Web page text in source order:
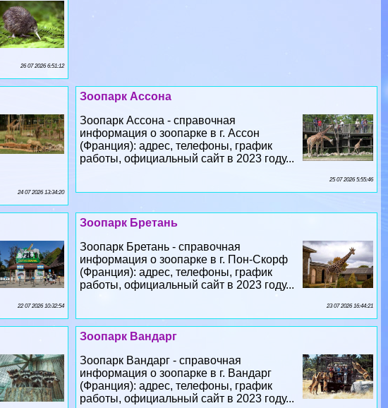
26 07 2026 6:51:12
Зоопарк Ассона
Зоопарк Ассона - справочная
информация о зоопарке в г. Ассон
(Франция): адрес, телефоны, график
работы, официальный сайт в 2023 году...
25 07 2026 5:55:46
24 07 2026 13:34:20
Зоопарк Бретань
Зоопарк Бретань - справочная
информация о зоопарке в г. Пон-Скорф
(Франция): адрес, телефоны, график
работы, официальный сайт в 2023 году...
23 07 2026 16:44:21
22 07 2026 10:32:54
Зоопарк Вандарг
Зоопарк Вандарг - справочная
информация о зоопарке в г. Вандарг
(Франция): адрес, телефоны, график
работы, официальный сайт в 2023 году...